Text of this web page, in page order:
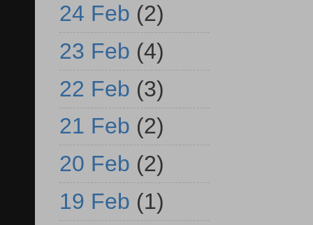
24 Feb (2)
23 Feb (4)
22 Feb (3)
21 Feb (2)
20 Feb (2)
19 Feb (1)